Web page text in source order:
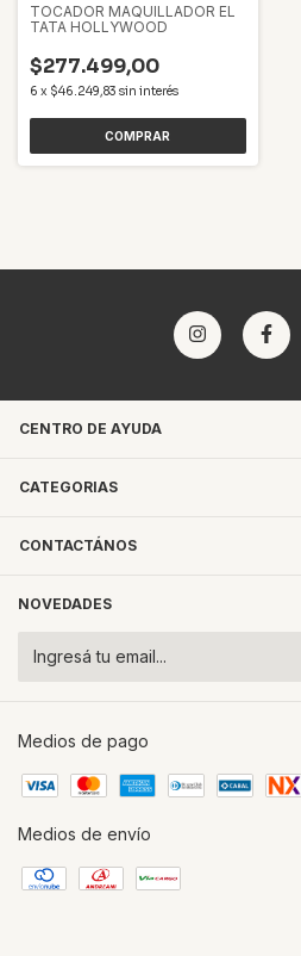
TOCADOR MAQUILLADOR EL
TATA HOLLYWOOD
$277.499,00
6 x $46.249,83 sin interés
CENTRO DE AYUDA
CATEGORIAS
CONTACTÁNOS
NOVEDADES
Medios de pago
Medios de envío